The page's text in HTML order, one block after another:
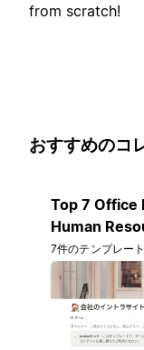
from scratch!
おすすめのコ
Top 7 Office
Human
7件のテンプレート